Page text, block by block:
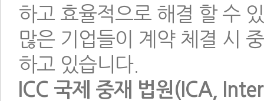
하고 효율적으로 해결 할 수
많은 기업들이 계약 체결 시
하고 있습니다.
ICC 국제 중재 법원(ICA,